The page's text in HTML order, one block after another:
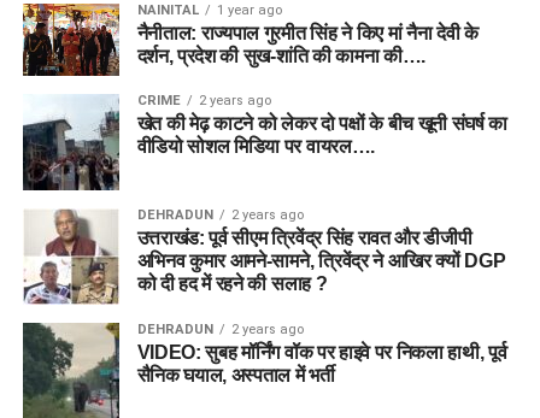
NAINITAL 1 year ago
नैनीताल: राज्यपाल गुरमीत सिंह ने किए मां नैना देवी के
दर्शन, प्रदेश की सुख-शांति की कामना की….
CRIME 2 years ago
खेत की मेढ़ काटने को लेकर दो पक्षों के बीच खूनी संघर्ष का
वीडियो सोशल मिडिया पर वायरल….
DEHRADUN 2 years ago
उत्तराखंड: पूर्व सीएम त्रिवेंद्र सिंह रावत और डीजीपी
अभिनव कुमार आमने-सामने, त्रिवेंद्र ने आखिर क्यों DGP
को दी हद में रहने की सलाह ?
DEHRADUN 2 years ago
VIDEO: सुबह मॉर्निंग वॉक पर हाइवे पर निकला हाथी, पूर्व
सैनिक घयाल, अस्पताल में भर्ती